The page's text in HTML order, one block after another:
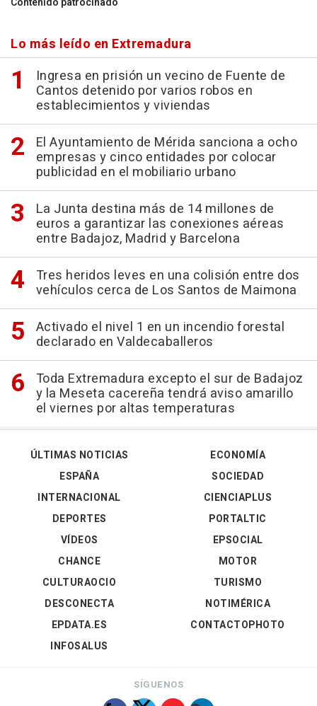
Lo más leído en Extremadura
Ingresa en prisión un vecino de Fuente de
Cantos detenido por varios robos en
establecimientos y viviendas
El Ayuntamiento de Mérida sanciona a ocho
empresas y cinco entidades por colocar
publicidad en el mobiliario urbano
La Junta destina más de 14 millones de
euros a garantizar las conexiones aéreas
entre Badajoz, Madrid y Barcelona
Tres heridos leves en una colisión entre dos
vehículos cerca de Los Santos de Maimona
Activado el nivel 1 en un incendio forestal
declarado en Valdecaballeros
Toda Extremadura excepto el sur de Badajoz
y la Meseta cacereña tendrá aviso amarillo
el viernes por altas temperaturas
ÚLTIMAS NOTICIAS
ESPAÑA
INTERNACIONAL
DEPORTES
VÍDEOS
ECONOMÍA
SOCIEDAD
CIENCIAPLUS
PORTALTIC
EPSOCIAL
CHANCE
CULTURAOCIO
DESCONECTA
EPDATA.ES
INFOSALUS
MOTOR
TURISMO
NOTIMÉRICA
CONTACTOPHOTO
SÍGUENOS